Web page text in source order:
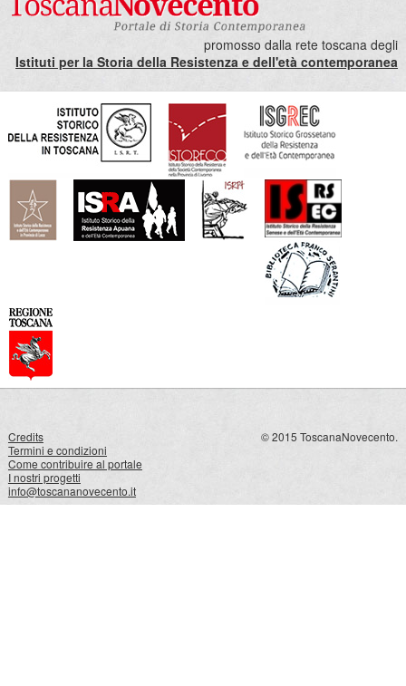
promosso dalla rete toscana degli
Istituti per la Storia della Resistenza e dell'età contemporanea
Credits
Termini e condizioni
Come contribuire al portale
I nostri progetti
info@toscananovecento.it
© 2015 ToscanaNovecento.